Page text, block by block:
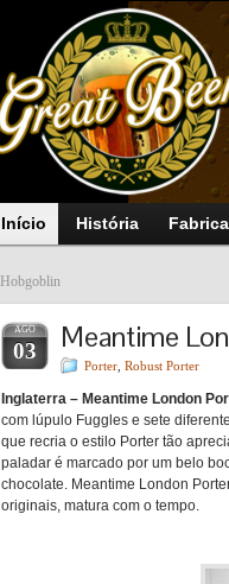
Início História
Hobgoblin
AGO
03 Meantime
Porter Robust Porter
Inglaterra – Meantime London
com lúpulo Fuggles e sete
que recria o estilo Porter tão
paladar é marcado por um belo
chocolate. Meantime London
originais, matura com o tempo.